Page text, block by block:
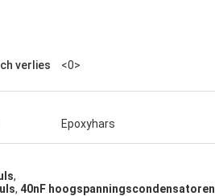
hebben de
verlies <0>
Epoxyhars
,
, 40nF hoogspanningscondensatoren